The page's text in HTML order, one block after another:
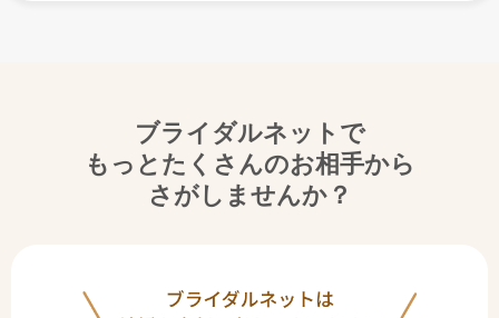
ブライダルネットで
もっとたくさんのお相手から
さがしませんか？